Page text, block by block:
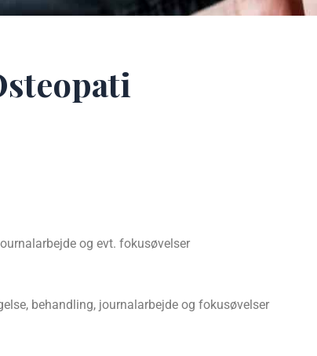
og evt. fokusøvelser
behandling, journalarbejde og fokusøvelser